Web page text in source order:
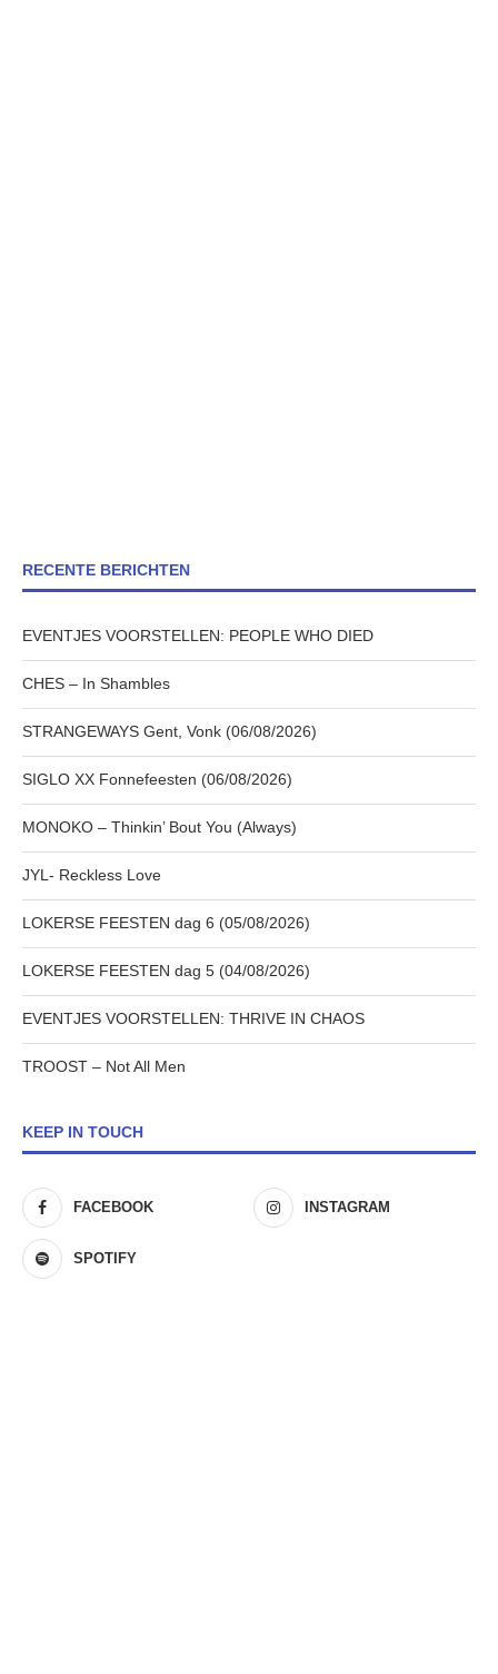
RECENTE BERICHTEN
EVENTJES VOORSTELLEN: PEOPLE WHO DIED
CHES – In Shambles
STRANGEWAYS Gent, Vonk (06/08/2026)
SIGLO XX Fonnefeesten (06/08/2026)
MONOKO – Thinkin’ Bout You (Always)
JYL- Reckless Love
LOKERSE FEESTEN dag 6 (05/08/2026)
LOKERSE FEESTEN dag 5 (04/08/2026)
EVENTJES VOORSTELLEN: THRIVE IN CHAOS
TROOST – Not All Men
KEEP IN TOUCH
FACEBOOK INSTAGRAM
SPOTIFY